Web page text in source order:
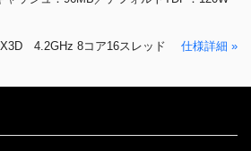
4.2GHz 8コア16スレッド 仕様詳細 »